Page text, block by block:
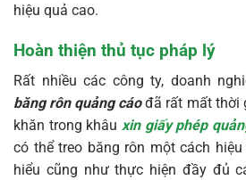
hiệu quả cao.
Hoàn thiện thủ tục pháp lý
Rất nhiều các công ty, doanh
băng rôn quảng cáođã rất mất thời
khăn trong khâu xin giấy phép
có thể treo băng rôn một cách
hiểu cũng như thực hiện đầy đủ